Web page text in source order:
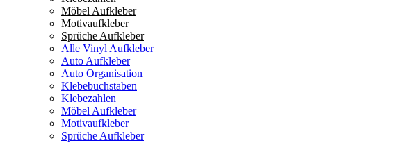
Möbel Aufkleber
Motivaufkleber
Sprüche Aufkleber
Alle Vinyl Aufkleber
Auto Aufkleber
Auto Organisation
Klebebuchstaben
Klebezahlen
Möbel Aufkleber
Motivaufkleber
Sprüche Aufkleber